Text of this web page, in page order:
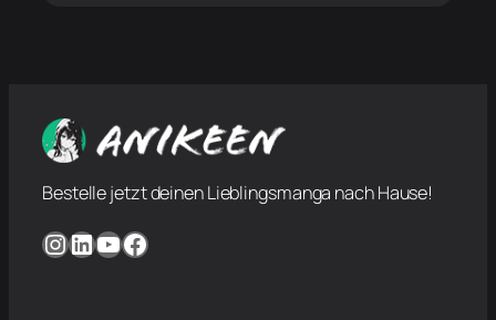
Bestelle jetzt deinen Lieblingsmanga nach Hause!
InstagramLinkedIn YouTube Facebook